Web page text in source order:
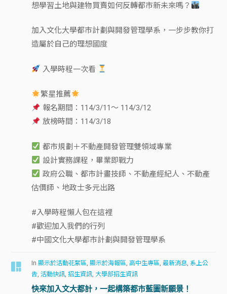
想學習土地與建物買賣如何反轉都市新未來嗎？
加入文化大學都市計劃與開發管理學系，一步步教你打
造屬於自己的理想國度
入學時程一次看
繁星推薦
報名期間：114/3/11～ 114/3/12
放榜時間：114/3/18
都市規劃＋不動產開發管理雙領域專業
設計實務課程，畢業即戰力
政府公職、都市計畫技師、不動產經紀人、不動產
估價師、地政士多元出路
#入學時程懶人包在這裡
#歡迎加入我們的行列
#中國文化大學都市計劃與開發管理學系
In顯示於活動花絮區,顯示於海報區,高中生專區,最新消息, 系上公
告,活動快訊,招生資訊, 大學部招生資訊
快來加入文大都計，一起構築都市藍圖新願景！